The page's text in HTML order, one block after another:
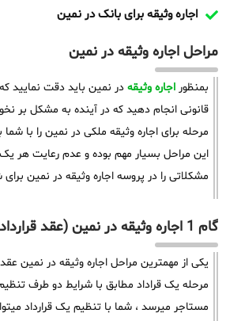
اجاره وثیقه برای بانک در نمین
مراحل اجاره وثیقه در نمین
بمنظور اجاره وثیقه در نمین باید دقت نمایید
مرحله برای اجاره وثیقه ملکی در نمین را با
این مراحل بسیار مهم بوده و عدم رعایت هر یک
مشکلاتی را در پروسه اجاره وثیقه در نمین برای
گام 1 اجاره وثیقه در نمین (عقد قرارداد)
یکی از مهمترین مراحل اجاره وثیقه در نمین
مرحله یک قراداد مطابق با شرایط دو طرف
مستاجر میرسد ، شما با تنظیم یک قرارداد